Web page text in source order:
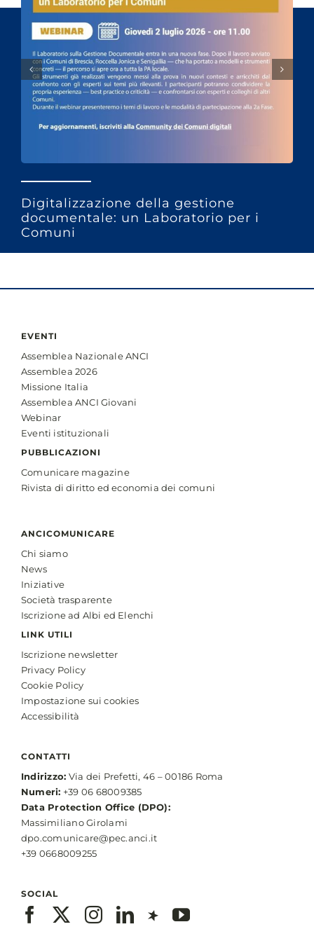
Digitalizzazione della gestione
documentale: un Laboratorio per i
Comuni
EVENTI
Assemblea Nazionale ANCI
Assemblea 2026
Missione Italia
Assemblea ANCI Giovani
Webinar
Eventi istituzionali
PUBBLICAZIONI
Comunicare magazine
Rivista di diritto ed economia dei comuni
ANCICOMUNICARE
Chi siamo
News
Iniziative
Società trasparente
Iscrizione ad Albi ed Elenchi
LINK UTILI
Iscrizione newsletter
Privacy Policy
Cookie Policy
Impostazione sui cookies
Accessibilità
CONTATTI
Indirizzo: Via dei Prefetti, 46 – 00186 Roma
Numeri: +39 06 68009385
Data Protection Office (DPO):
Massimiliano Girolami
dpo.comunicare@pec.anci.it
+39 0668009255
SOCIAL